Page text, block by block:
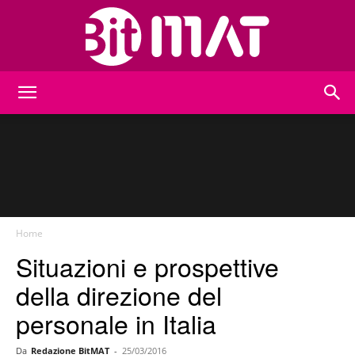
Home
Situazioni e prospettive
della direzione del
personale in Italia
Da Redazione BitMAT - 25/03/2016